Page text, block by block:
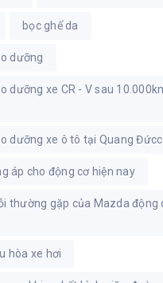
bọc ghế da
dưỡng
dưỡng xe CR - V sau
dưỡng xe ô tô tại Quang Đứcc
áp cho động cơ hiện nay
thường gặp của Mazda động
hòa xe hơi